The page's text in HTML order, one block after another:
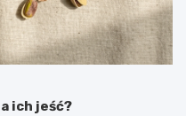
ich jeść?